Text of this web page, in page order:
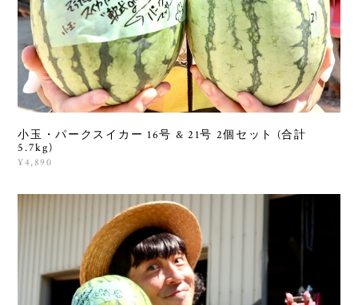
小玉・パークスイカー 16号 & 21号 2個セット (合計
5.7kg)
¥4,890